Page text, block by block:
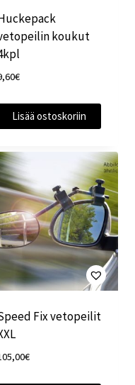
koukut
€
Lisää ostoskoriin
Fix vetopeilit
€